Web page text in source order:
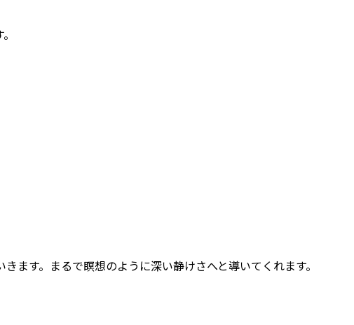
ます。まるで瞑想のように深い静けさへと導いてくれます。